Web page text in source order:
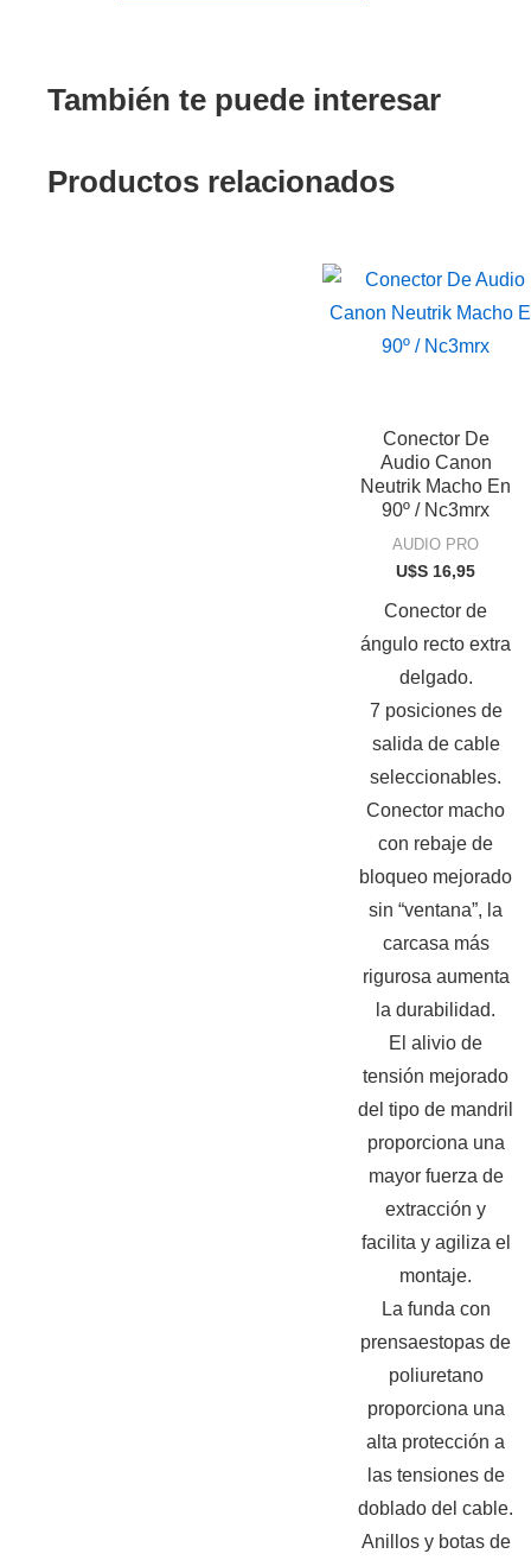
También te puede interesar
Productos relacionados
Conector De
Audio Canon
Neutrik Macho En
90º / Nc3mrx
AUDIO PRO
U$S 16,95
Conector de
ángulo recto extra
delgado.
7 posiciones de
salida de cable
seleccionables.
Conector macho
con rebaje de
bloqueo mejorado
sin “ventana”, la
carcasa más
rigurosa aumenta
la durabilidad.
El alivio de
tensión mejorado
del tipo de mandril
proporciona una
mayor fuerza de
extracción y
facilita y agiliza el
montaje.
La funda con
prensaestopas de
poliuretano
proporciona una
alta protección a
las tensiones de
doblado del cable.
Anillos y botas de